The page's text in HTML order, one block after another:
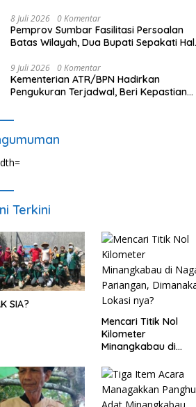
8 Juli 2026 0 Komentar
Pemprov Sumbar Fasilitasi Persoalan
Batas Wilayah, Dua Bupati Sepakati Hal
9 Juli 2026 0 Komentar
Kementerian ATR/BPN Hadirkan
Pengukuran Terjadwal, Beri Kepastian
Terkini
SIA?
Mencari Titik Nol
Kilometer
Minangkabau di
Dimanakah Lokasi
nya?